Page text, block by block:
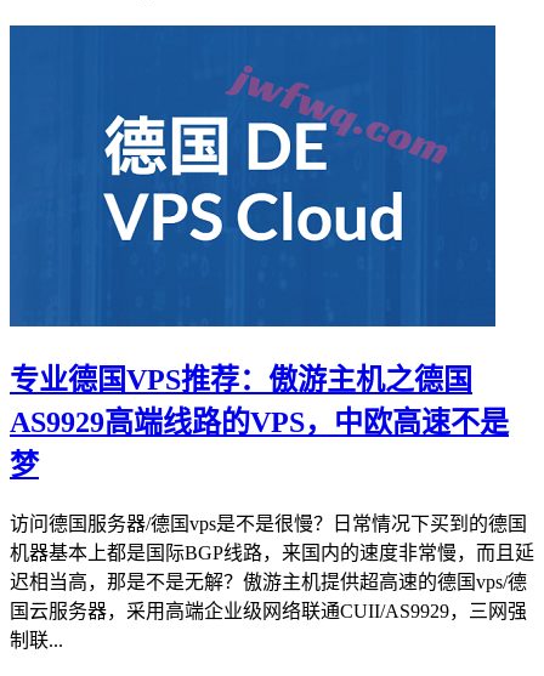
专业德国VPS推荐：傲游主机之德国
AS9929高端线路的VPS，中欧高速不是
梦
访问德国服务器/德国vps是不是很慢？日常情况下买到的德国
机器基本上都是国际BGP线路，来国内的速度非常慢，而且延
迟相当高，那是不是无解？傲游主机提供超高速的德国vps/德
国云服务器，采用高端企业级网络联通CUII/AS9929，三网强
制联...